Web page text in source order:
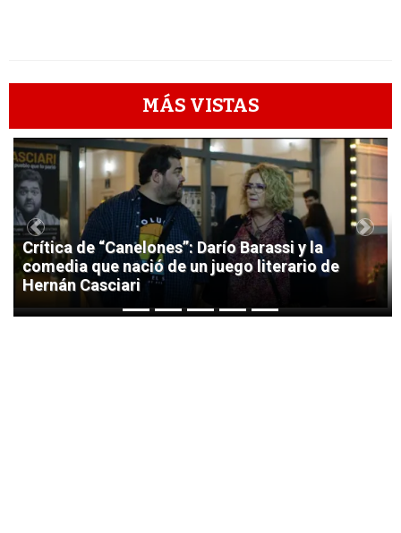
MÁS VISTAS
1
Crítica de “Canelones”: Darío Barassi y la
comedia que nació de un juego literario de
Hernán Casciari
Previous Next